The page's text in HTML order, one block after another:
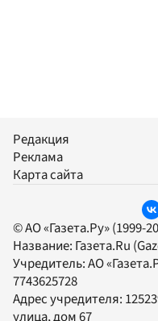
Редакция
Реклама
Карта сайта
© АО «Газета.Ру» (1999-
Название: Газета.Ru
Учредитель:АО
7743625728
Адрес учредителя: